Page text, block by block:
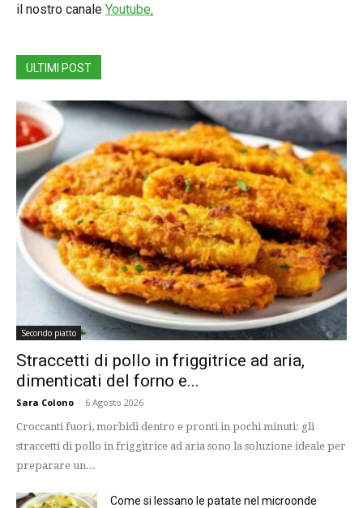
il nostro canale Youtube.
ULTIMI POST
Secondo piatto
Straccetti di pollo in friggitrice ad aria,
dimenticati del forno e...
Sara Colono - 6 Agosto 2026
Croccanti fuori, morbidi dentro e pronti in pochi minuti: gli
straccetti di pollo in friggitrice ad aria sono la soluzione ideale per
preparare un...
Come si lessano le patate nel microonde